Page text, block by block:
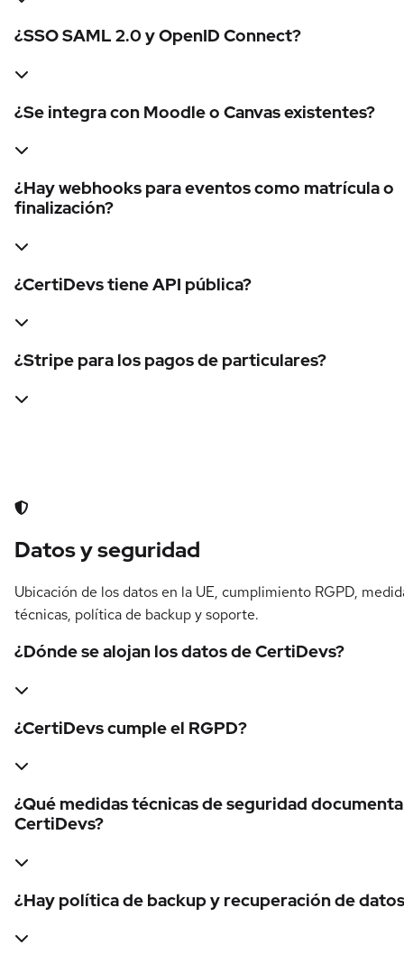
¿SSO SAML 2.0 y OpenID Connect?
¿Se integra con Moodle o Canvas existentes?
¿Hay webhooks para eventos como matrícula o
finalización?
¿CertiDevs tiene API pública?
¿Stripe para los pagos de particulares?
Datos y seguridad
Ubicación de los datos en la UE, cumplimiento RGPD,
técnicas, política de backup y soporte.
¿Dónde se alojan los datos de CertiDevs?
¿CertiDevs cumple el RGPD?
¿Qué medidas técnicas de seguridad documenta
CertiDevs?
¿Hay política de backup y recuperación de